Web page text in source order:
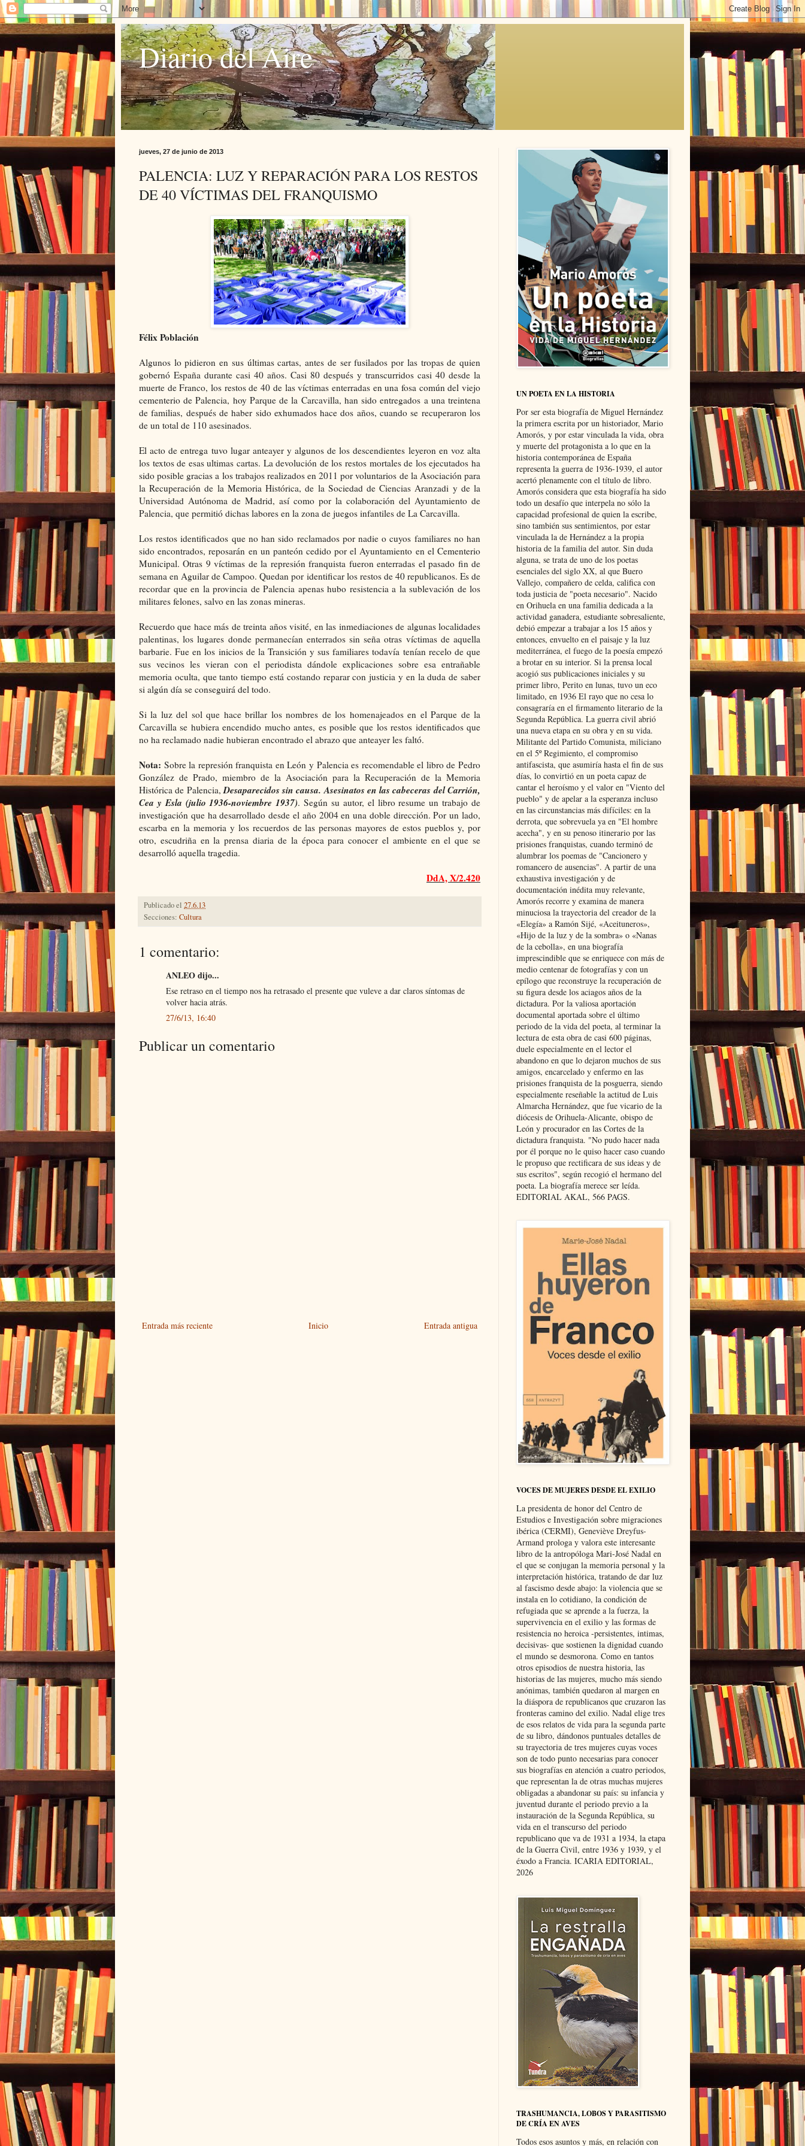
Diario del Aire
jueves, 27 de junio de 2013
PALENCIA: LUZ Y REPARACIÓN PARA LOS RESTOS
DE 40 VÍCTIMAS DEL FRANQUISMO
Félix Población
Algunos lo pidieron en sus últimas cartas, antes de ser fusilados por las tropas de quien
gobernó España durante casi 40 años. Casi 80 después y transcurridos casi 40 desde la
muerte de Franco, los restos de 40 de las víctimas enterradas en una fosa común del viejo
cementerio de Palencia, hoy Parque de la Carcavilla, han sido entregados a una treintena
de familias, después de haber sido exhumados hace dos años, cuando se recuperaron los
de un total de 110 asesinados.
El acto de entrega tuvo lugar anteayer y algunos de los descendientes leyeron en voz alta
los textos de esas ultimas cartas. La devolución de los restos mortales de los ejecutados ha
sido posible gracias a los trabajos realizados en 2011 por voluntarios de la Asociación para
la Recuperación de la Memoria Histórica, de la Sociedad de Ciencias Aranzadi y de la
Universidad Autónoma de Madrid, así como por la colaboración del Ayuntamiento de
Palencia, que permitió dichas labores en la zona de juegos infantiles de La Carcavilla.
Los restos identificados que no han sido reclamados por nadie o cuyos familiares no han
sido encontrados, reposarán en un panteón cedido por el Ayuntamiento en el Cementerio
Municipal. Otras 9 víctimas de la represión franquista fueron enterradas el pasado fin de
semana en Aguilar de Campoo. Quedan por identificar los restos de 40 republicanos. Es de
recordar que en la provincia de Palencia apenas hubo resistencia a la sublevación de los
militares felones, salvo en las zonas mineras.
Recuerdo que hace más de treinta años visité, en las inmediaciones de algunas localidades
palentinas, los lugares donde permanecían enterrados sin seña otras víctimas de aquella
barbarie. Fue en los inicios de la Transición y sus familiares todavía tenían recelo de que
sus vecinos les vieran con el periodista dándole explicaciones sobre esa entrañable
memoria oculta, que tanto tiempo está costando reparar con justicia y en la duda de saber
si algún día se conseguirá del todo.
Si la luz del sol que hace brillar los nombres de los homenajeados en el Parque de la
Carcavilla se hubiera encendido mucho antes, es posible que los restos identificados que
no ha reclamado nadie hubieran encontrado el abrazo que anteayer les faltó.
Nota: Sobre la represión franquista en León y Palencia es recomendable el librode Pedro
González de Prado, miembro de la Asociación para la Recuperación de la Memoria
Histórica de Palencia, Desaparecidos sin causa. Asesinatos en las cabeceras del Carrión,
Cea y Esla (julio 1936-noviembre 1937). Según su autor, el libro resume un trabajo de
investigación que ha desarrollado desde el año 2004 en una doble dirección. Por un lado,
escarba en la memoria y los recuerdos de las personas mayores de estos pueblos y, por
otro, escudriña en la prensa diaria de la época para conocer el ambiente en el que se
desarrolló aquella tragedia.
DdA, X/2.420
Publicado el 27.6.13
Secciones: Cultura
1 comentario:
ANLEO dijo...
Ese retraso en el tiempo nos ha retrasado el presente que vuleve a dar claros síntomas de
volver hacia atrás.
27/6/13, 16:40
Publicar un comentario
Entrada más reciente Entrada antigua
Inicio
UN POETA EN LA HISTORIA
Por ser esta biografía de Miguel Hernández
la primera escrita por un historiador, Mario
Amorós, y por estar vinculada la vida, obra
y muerte del protagonista a lo que en la
historia contemporánea de España
representa la guerra de 1936-1939, el autor
acertó plenamente con el título de libro.
Amorós considera que esta biografía ha sido
todo un desafío que interpela no sólo la
capacidad profesional de quien la escribe,
sino también sus sentimientos, por estar
vinculada la de Hernández a la propia
historia de la familia del autor. Sin duda
alguna, se trata de uno de los poetas
esenciales del siglo XX, al que Buero
Vallejo, compañero de celda, califica con
toda justicia de "poeta necesario". Nacido
en Orihuela en una familia dedicada a la
actividad ganadera, estudiante sobresaliente,
debió empezar a trabajar a los 15 años y
entonces, envuelto en el paisaje y la luz
mediterránea, el fuego de la poesía empezó
a brotar en su interior. Si la prensa local
acogió sus publicaciones iniciales y su
primer libro, Perito en lunas, tuvo un eco
limitado, en 1936 El rayo que no cesa lo
consagraría en el firmamento literario de la
Segunda República. La guerra civil abrió
una nueva etapa en su obra y en su vida.
Militante del Partido Comunista, miliciano
en el 5º Regimiento, el compromiso
antifascista, que asumiría hasta el fin de sus
días, lo convirtió en un poeta capaz de
cantar el heroísmo y el valor en "Viento del
pueblo" y de apelar a la esperanza incluso
en las circunstancias más difíciles: en la
derrota, que sobrevuela ya en "El hombre
acecha", y en su penoso itinerario por las
prisiones franquistas, cuando terminó de
alumbrar los poemas de "Cancionero y
romancero de ausencias". A partir de una
exhaustiva investigación y de
documentación inédita muy relevante,
Amorós recorre y examina de manera
minuciosa la trayectoria del creador de la
«Elegía» a Ramón Sijé, «Aceituneros»,
«Hijo de la luz y de la sombra» o «Nanas
de la cebolla», en una biografía
imprescindible que se enriquece con más de
medio centenar de fotografías y con un
epílogo que reconstruye la recuperación de
su figura desde los aciagos años de la
dictadura. Por la valiosa aportación
documental aportada sobre el último
periodo de la vida del poeta, al terminar la
lectura de esta obra de casi 600 páginas,
duele especialmente en el lector el
abandono en que lo dejaron muchos de sus
amigos, encarcelado y enfermo en las
prisiones franquista de la posguerra, siendo
especialmente reseñable la actitud de Luis
Almarcha Hernández, que fue vicario de la
diócesis de Orihuela-Alicante, obispo de
León y procurador en las Cortes de la
dictadura franquista. "No pudo hacer nada
por él porque no le quiso hacer caso cuando
le propuso que rectificara de sus ideas y de
sus escritos", según recogió el hermano del
poeta. La biografía merece ser leída.
EDITORIAL AKAL, 566 PAGS.
VOCES DE MUJERES DESDE EL EXILIO
La presidenta de honor del Centro de
Estudios e Investigación sobre migraciones
ibérica (CERMI), Geneviève Dreyfus-
Armand prologa y valora este interesante
libro de la antropóloga Mari-José Nadal en
el que se conjugan la memoria personal y la
interpretación histórica, tratando de dar luz
al fascismo desde abajo: la violencia que se
instala en lo cotidiano, la condición de
refugiada que se aprende a la fuerza, la
supervivencia en el exilio y las formas de
resistencia no heroica -persistentes, intimas,
decisivas- que sostienen la dignidad cuando
el mundo se desmorona. Como en tantos
otros episodios de nuestra historia, las
historias de las mujeres, mucho más siendo
anónimas, también quedaron al margen en
la diáspora de republicanos que cruzaron las
fronteras camino del exilio. Nadal elige tres
de esos relatos de vida para la segunda parte
de su libro, dándonos puntuales detalles de
su trayectoria de tres mujeres cuyas voces
son de todo punto necesarias para conocer
sus biografías en atención a cuatro periodos,
que representan la de otras muchas mujeres
obligadas a abandonar su país: su infancia y
juventud durante el periodo previo a la
instauración de la Segunda República, su
vida en el transcurso del periodo
republicano que va de 1931 a 1934, la etapa
de la Guerra Civil, entre 1936 y 1939, y el
éxodo a Francia. ICARIA EDITORIAL,
2026
TRASHUMANCIA, LOBOS Y PARASITISMO
DE CRÍA EN AVES
Todos esos asuntos y más, en relación con